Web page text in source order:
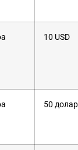
10 USD
50